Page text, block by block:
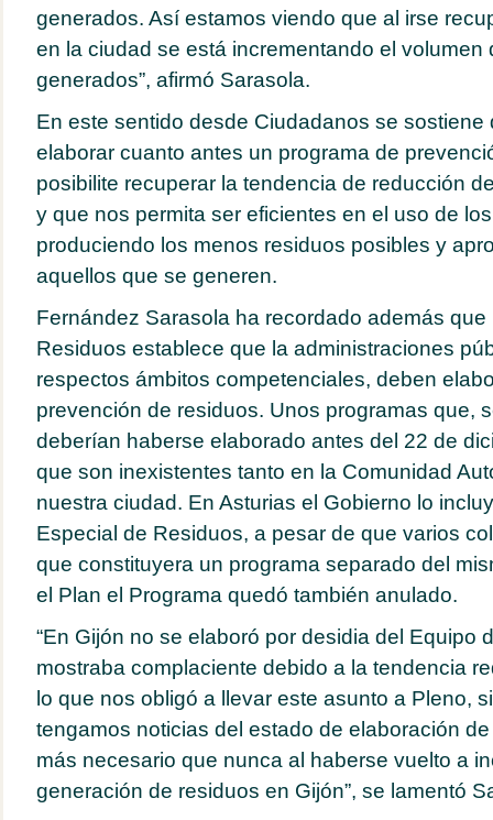
generados. Así estamos viendo que al irse
en la ciudad se está incrementando el volumen
generados”, afirmó Sarasola.
En este sentido desde Ciudadanos se sostiene
elaborar cuanto antes un programa de
posibilite recuperar la tendencia de reducción
y que nos permita ser eficientes en el uso de
produciendo los menos residuos posibles y
aquellos que se generen.
Fernández Sarasola ha recordado además que
Residuos establece que la administraciones
respectos ámbitos competenciales, deben
prevención de residuos. Unos programas que,
deberían haberse elaborado antes del 22 de
que son inexistentes tanto en la Comunidad
nuestra ciudad. En Asturias el Gobierno lo
Especial de Residuos, a pesar de que varios
que constituyera un programa separado del
el Plan el Programa quedó también anulado.
“En Gijón no se elaboró por desidia del Equipo
mostraba complaciente debido a la tendencia
lo que nos obligó a llevar este asunto a Pleno,
tengamos noticias del estado de elaboración
más necesario que nunca al haberse vuelto a
generación de residuos en Gijón”, se lamentó